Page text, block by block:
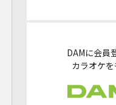
DAMに会員
カラオケを